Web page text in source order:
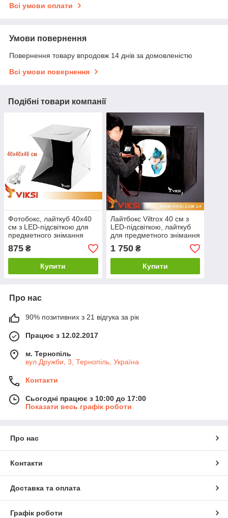
Всі умови оплати
Умови повернення
Повернення товару впродовж 14 днів за домовленістю
Всі умови повернення
Подібні товари компанії
Фотобокс, лайткуб 40x40
см з LED-підсвіткою для
предметного знімання
875 ₴
Купити
Лайтбокс Viltrox 40 см з
LED-підсвіткою, лайткуб
для предметного знімання
1 750₴
Купити
Про нас
90% позитивних з 21 відгука за рік
Працює з 12.02.2017
м. Тернопіль
вул.Дружби, 3, Тернопіль, Україна
Контакти
Сьогодні працює з 10:00 до 17:00
Показати весь графік роботи
Про нас
Контакти
Доставка та оплата
Графік роботи